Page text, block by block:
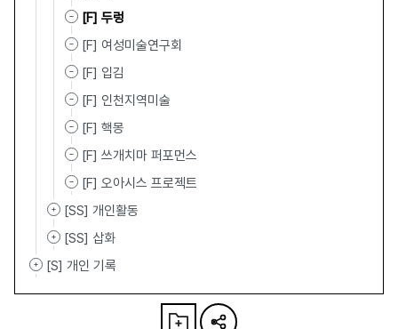
[F] 두렁
[F] 여성미술연구회
[F] 입김
[F] 인천지역미술
[F] 핵몽
[F] 쓰개치마 퍼포먼스
[F] 오아시스 프로젝트
[SS] 개인활동
[SS] 삽화
[S] 개인 기록